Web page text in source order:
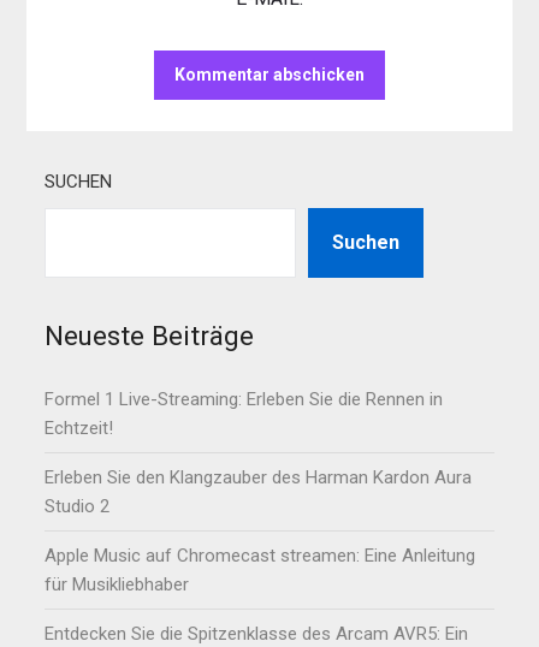
SUCHEN
Suchen
Neueste Beiträge
Formel 1 Live-Streaming: Erleben Sie die Rennen in
Echtzeit!
Erleben Sie den Klangzauber des Harman Kardon Aura
Studio 2
Apple Music auf Chromecast streamen: Eine Anleitung
für Musikliebhaber
Entdecken Sie die Spitzenklasse des Arcam AVR5: Ein